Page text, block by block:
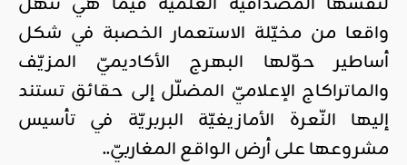
واقعا من مخيّلة الاستعمار الخصبة في شكل
أساطير حوّلها البهرج الأكاديميّ المزيّف
والماتراكاج الإعلاميّ المضلّل إلى حقائق تستند
إليها النّعرة الأمازيغيّة البربريّة في تأسيس
مشروعها على أرض الواقع المغاربيّ..